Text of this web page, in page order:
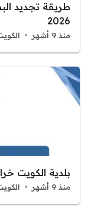
طريقة تجديد
2026
منذ 9 أشهر
بلدية الكويت
منذ 9 أشهر